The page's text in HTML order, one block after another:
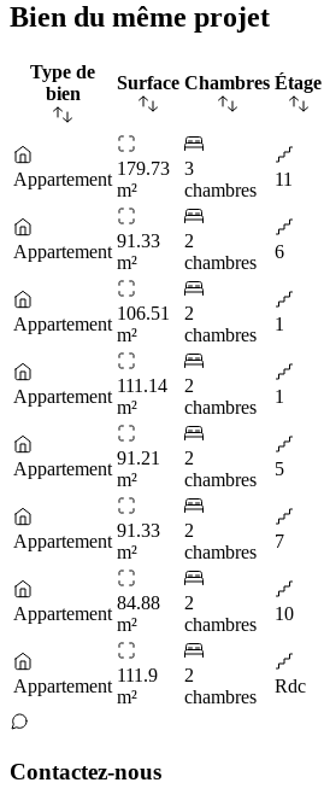
Bien du même projet
Type de
bien
Surface Chambres Étage
Appartement
179.73
m²
3
chambres
11
Appartement
91.33
m²
2
chambres
6
Appartement
106.51
m²
2
chambres
1
Appartement
111.14
m²
2
chambres
1
Appartement
91.21
m²
2
chambres
5
Appartement
91.33
m²
2
chambres
7
Appartement
84.88
m²
2
chambres
10
Appartement
111.9
m²
2
chambres
Rdc
Contactez-nous